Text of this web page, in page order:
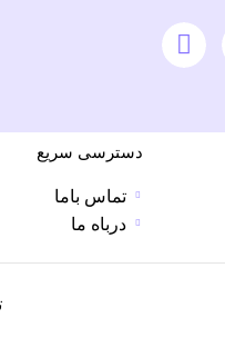
دسترسی سریع
تماس باما
درباه ما